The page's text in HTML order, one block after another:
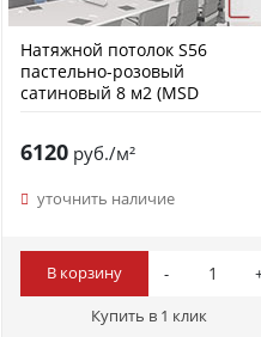
Натяжной потолок S56
пастельно-розовый
сатиновый 8 м2 (MSD
6120 руб./м²
уточнить наличие
В корзину
Купить в 1 клик